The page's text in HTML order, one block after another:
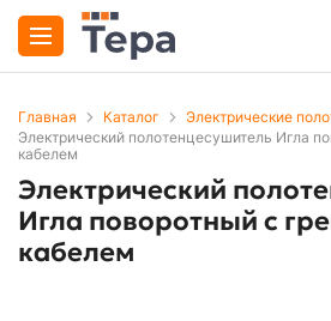
Главная Каталог
Электрические
Электрический полотенцесушитель Игла
кабелем
Электрический
Игла поворотный с
кабелем